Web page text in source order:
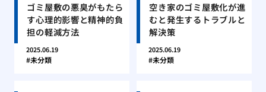
ゴミ屋敷の悪臭がもたら
す心理的影響と精神的負
担の軽減方法
2025.06.19
未分類
空き家のゴミ屋敷化が進
むと発生するトラブルと
解決策
2025.06.19
未分類